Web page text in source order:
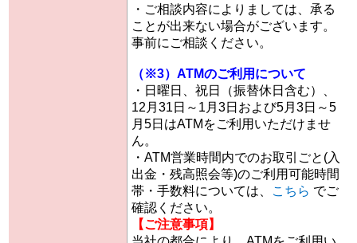
・ご相談内容によりましては、承る
ことが出来ない場合がございます。
事前にご相談ください。
（※3）ATMのご利用について
・日曜日、祝日（振替休日含む）、
12月31日～1月3日および5月3日～5
月5日はATMをご利用いただけませ
ん。
・ATM営業時間内でのお取引ごと(入
出金・残高照会等)のご利用可能時間
帯・手数料については、
こちら でご
確認ください。
【ご注意事項】